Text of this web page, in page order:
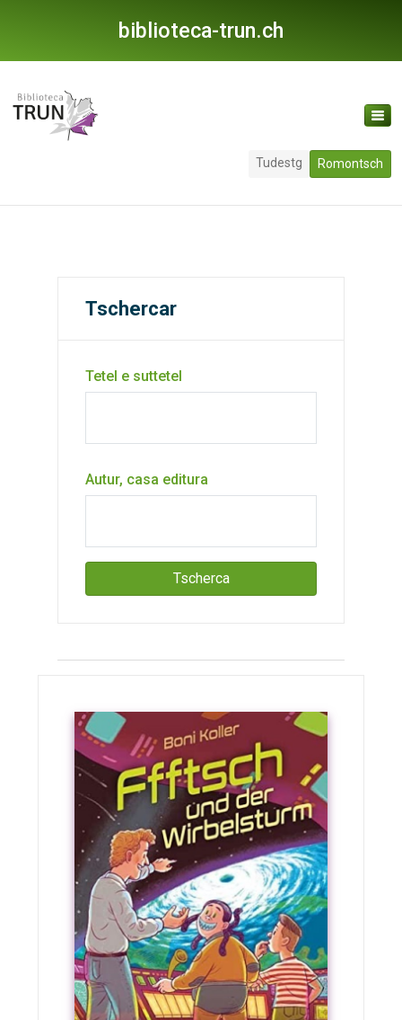
biblioteca-trun.ch
Tudestg Romontsch
Tschercar
Tetel e suttetel
Autur, casa editura
Tscherca